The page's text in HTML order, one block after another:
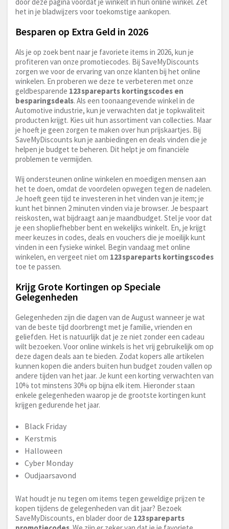
het in je bladwijzers voor toekomstige aankopen.
Besparen op Extra Geld in 2026
Als je op zoek bent naar je favoriete items in 2026, kun je
profiteren van onze promotiecodes. Bij SaveMyDiscounts
zorgen we voor de ervaring van onze klanten bij het online
winkelen. En proberen we deze te verbeteren met onze
geldbesparende 123spareparts kortingscodes en
besparingsdeals. Als een toonaangevende winkel in de
Automotive industrie, kun je verwachten dat je topkwaliteit
producten krijgt. Kies uit hun assortiment van collecties. Maar
je hoeft je geen zorgen te maken over hun prijskaartjes. Bij
SaveMyDiscounts kun je aanbiedingen en deals vinden die je
helpen je budget te beheren. Dit helpt je om financiële
problemen te vermijden.
Wij ondersteunen online winkelen en moedigen mensen aan
het te doen, omdat de voordelen opwegen tegen de nadelen.
Je hoeft geen tijd te investeren in het vinden van je item; je
kunt het binnen 2 minuten vinden via je browser. Je bespaart
reiskosten, wat bijdraagt aan je maandbudget. Stel je voor dat
je een shopliefhebber bent en wekelijks winkelt. En, je krijgt
meer keuzes in codes, deals en vouchers die je moeilijk kunt
vinden in een fysieke winkel. Begin vandaag met online
winkelen, en vergeet niet om 123spareparts kortingscodes
toe te passen.
Krijg Grote Kortingen op Speciale
Gelegenheden
Gelegenheden zijn die dagen van de August wanneer je wat
van de beste tijd doorbrengt met je familie, vrienden en
geliefden. Het is natuurlijk dat je ze niet zonder een cadeau
wilt bezoeken. Voor online winkels is het vrij gebruikelijk om op
deze dagen deals aan te bieden. Zodat kopers alle artikelen
kunnen kopen die anders buiten hun budget zouden vallen op
andere tijden van het jaar. Je kunt een korting verwachten van
10% tot minstens 30% op bijna elk item. Hieronder staan
enkele gelegenheden waarop je de grootste kortingen kunt
krijgen gedurende het jaar.
Black Friday
Kerstmis
Halloween
Cyber Monday
Oudjaarsavond
Wat houdt je nu tegen om items tegen geweldige prijzen te
kopen tijdens de gelegenheden van dit jaar? Bezoek
SaveMyDiscounts, en blader door de 123spareparts